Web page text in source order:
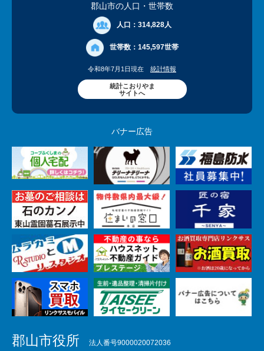
郡山市の人口 ・世帯数
人口： 314,828人
世帯数： 145,597世帯
令和8年7月1日現在 統計情報
統計こおりやま
サイトへ
バナー広告
郡山市役所 法人番号9000020072036